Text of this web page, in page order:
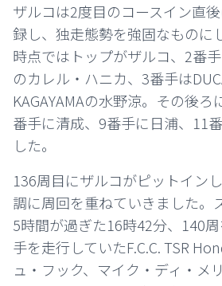
ザルコは2度目のコースイン直
録し、独走態勢を強固なものに
時点ではトップがザルコ、 2番
のカレル・ハニカ、 3番手は
KAGAYAMAの水野涼。その後
番手に清成、9番手に日浦、11
した。
136周目にザルコがピットイン
調に周回を重ねていきました。
5時間が過ぎた16時42分、140
手を走行していたF.C.C. TSR
ュ・フック、マイク・ディ・メ